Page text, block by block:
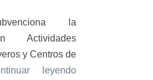
la
Actividades
y Centros de
leyendo